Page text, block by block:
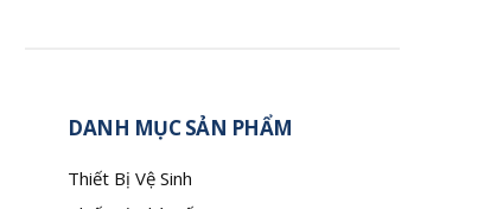
DANH MỤC SẢN PHẨM
Thiết Bị Vệ Sinh